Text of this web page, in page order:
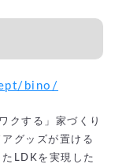
bino/
クする」家づくり
グッズが置ける
LDKを実現した